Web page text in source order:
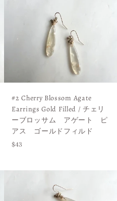
#2 Cherry Blossom Agate
Earrings Gold Filled / チェリ
ーブロッサム アゲート ピ
アス ゴールドフィルド
Regular
$43